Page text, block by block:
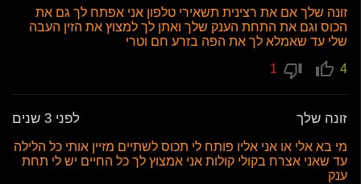
זונה שלך אם את רצינית תשאירי טלפון אני אפתח לך גם את
הכוס וגם את התחת הענק שלך ואתן לך למצוץ את הזין העבה
שלי עד שאמלא לך את הפה בזרע חם וטרי
4
זונה שלך לפני 3 שנים
מי בא אלי או אני אליו פותח לי תכוס לשתיים מזיין אותי כל הלילה
עד שאני אצרח בקולי קולות אני אמצוץ לך כל החיים יש לי תחת
ענק